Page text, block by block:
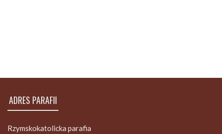
ADRES PARAFII
Rzymskokatolicka parafia